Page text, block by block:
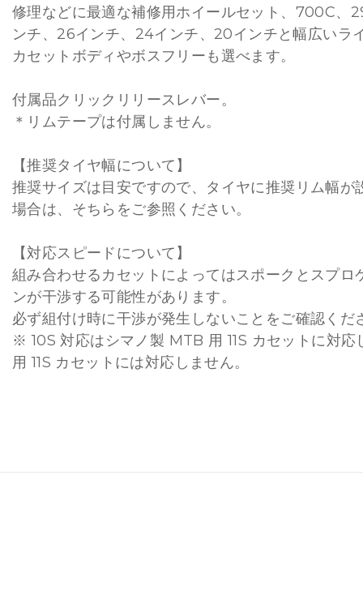
修理などに最適な補修用ホイールセット、700C、
ンチ、26インチ、24インチ、20インチと幅広いラ
カセットボディやボスフリーも選べます。
付属品クリックリリースレバー。
＊リムテープは付属しません。
【推奨タイヤ幅について】
推奨サイズは⽬安ですので、タイヤに推奨リム幅が
場合は、そちらをご参照ください。
【対応スピードについて】
組み合わせるカセットによってはスポークとスプロ
ンが干渉する可能性があります。
必ず組付け時に干渉が発生しないことをご確認くだ
※ 10S 対応はシマノ製 MTB 用 11S カセットに対応
用 11S カセットには対応しません。